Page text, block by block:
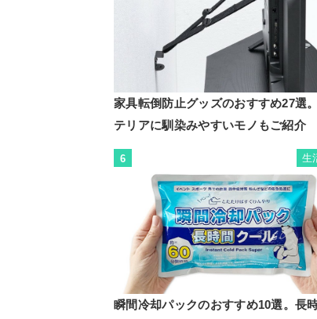
家具転倒防止グッズのおすすめ27選
テリアに馴染みやすいモノもご紹介
6 生
瞬間冷却パックのおすすめ10選。長